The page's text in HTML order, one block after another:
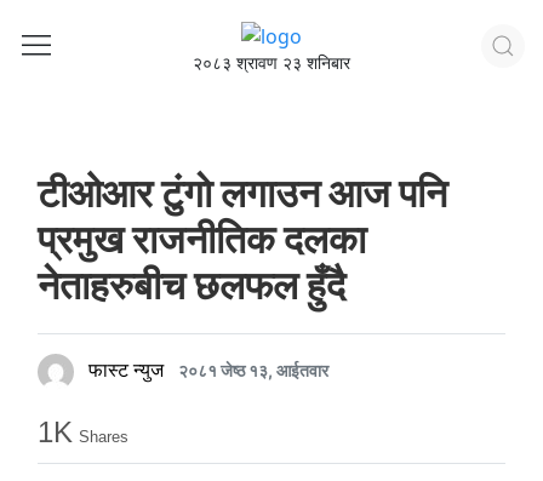
२०८३ श्रावण २३ शनिबार
टीओआर टुंगाे लगाउन आज पनि
प्रमुख राजनीतिक दलका
नेताहरुबीच छलफल हुँदै
फास्ट न्युज २०८१ जेष्ठ १३, आईतवार
1K Shares